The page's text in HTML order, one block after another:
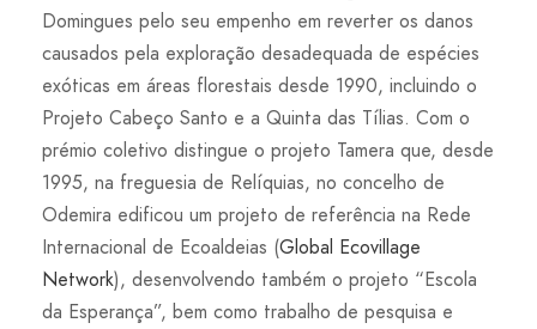
Domingues pelo seu empenho em reverter os danos
causados pela exploração desadequada de espécies
exóticas em áreas florestais desde 1990, incluindo o
Projeto Cabeço Santo e a Quinta das Tílias. Com o
prémio coletivo distingue o projeto Tamera que, desde
1995, na freguesia de Relíquias, no concelho de
Odemira edificou um projeto de referência na Rede
Internacional de Ecoaldeias (Global Ecovillage
Network), desenvolvendo também o projeto “Escola
da Esperança”, bem como trabalho de pesquisa e